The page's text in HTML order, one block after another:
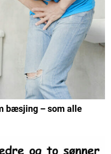
bæsjing – som alle